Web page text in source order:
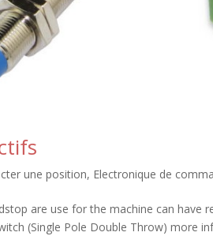
une position, Electronique de
are use for the machine can have
switch (Single Pole Double Throw)